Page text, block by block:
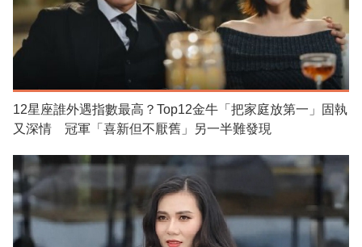
12星座誰外遇指數最高？Top12金牛「把家庭放第一」固執
又深情 冠軍「喜新但不厭舊」另一半難發現